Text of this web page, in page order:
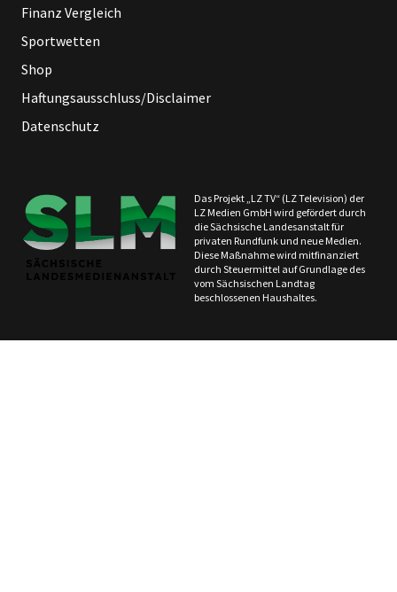
Finanz Vergleich
Sportwetten
Shop
Haftungsausschluss/Disclaimer
Datenschutz
Das Projekt „LZ TV“ (LZ Television) der
LZ Medien GmbH wird gefördert durch
die Sächsische Landesanstalt für
privaten Rundfunk und neue Medien.
Diese Maßnahme wird mitfinanziert
durch Steuermittel auf Grundlage des
vom Sächsischen Landtag
beschlossenen Haushaltes.